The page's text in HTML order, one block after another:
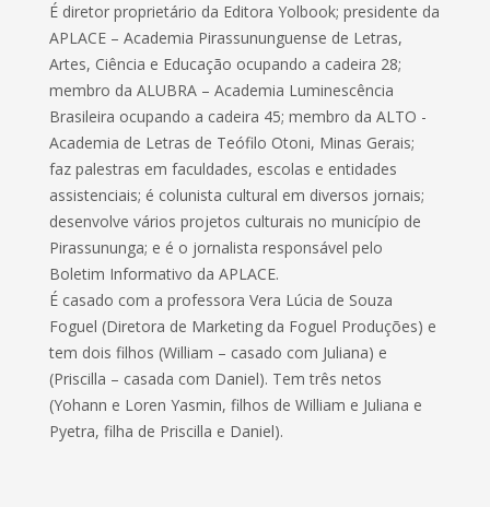
É diretor proprietário da Editora Yolbook; presidente da
APLACE – Academia Pirassununguense de Letras,
Artes, Ciência e Educação ocupando a cadeira 28;
membro da ALUBRA – Academia Luminescência
Brasileira ocupando a cadeira 45; membro da ALTO -
Academia de Letras de Teófilo Otoni, Minas Gerais;
faz palestras em faculdades, escolas e entidades
assistenciais; é colunista cultural em diversos jornais;
desenvolve vários projetos culturais no município de
Pirassununga; e é o jornalista responsável pelo
Boletim Informativo da APLACE.
É casado com a professora Vera Lúcia de Souza
Foguel (Diretora de Marketing da Foguel Produções) e
tem dois filhos (William – casado com Juliana) e
(Priscilla – casada com Daniel). Tem três netos
(Yohann e Loren Yasmin, filhos de William e Juliana e
Pyetra, filha de Priscilla e Daniel).